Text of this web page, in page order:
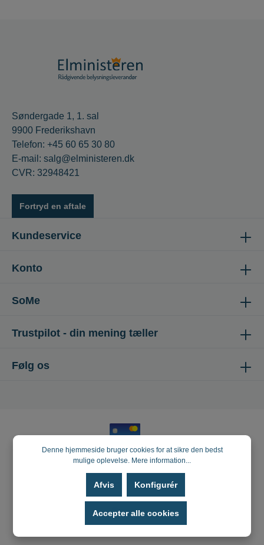
Følg os
Trustpilot - din mening tæller
Søndergade 1, 1. sal
9900 Frederikshavn
Telefon: +45 60 65 30 80
E-mail: salg@elministeren.dk
CVR: 32948421
Fortryd en aftale
Kundeservice
Konto
SoMe
Denne hjemmeside bruger cookies for at sikre den bedst
mulige oplevelse. Mere information...
Afvis Konfigurér
Accepter alle cookies